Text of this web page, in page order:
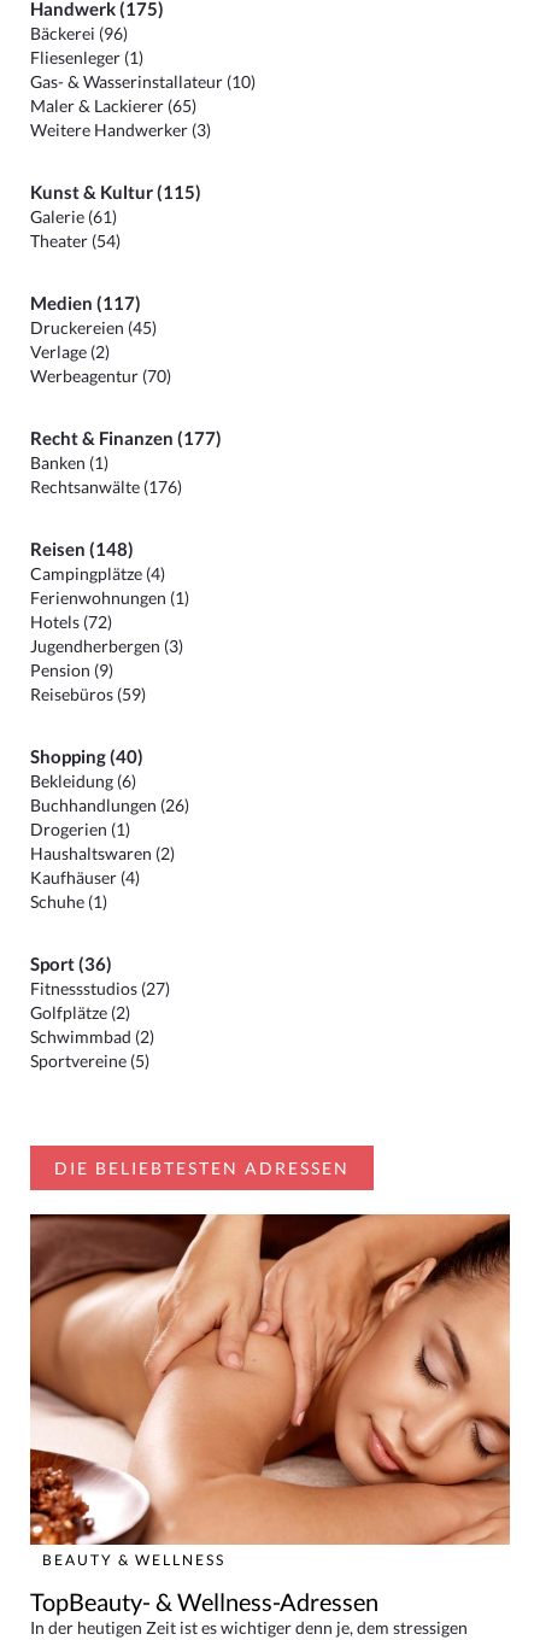
Handwerk (175)
Bäckerei (96)
Fliesenleger (1)
Gas- & Wasserinstallateur (10)
Maler & Lackierer (65)
Weitere Handwerker (3)
Kunst & Kultur (115)
Galerie (61)
Theater (54)
Medien (117)
Druckereien (45)
Verlage (2)
Werbeagentur (70)
Recht & Finanzen (177)
Banken (1)
Rechtsanwälte (176)
Reisen (148)
Campingplätze (4)
Ferienwohnungen (1)
Hotels (72)
Jugendherbergen (3)
Pension (9)
Reisebüros (59)
Shopping (40)
Bekleidung (6)
Buchhandlungen (26)
Drogerien (1)
Haushaltswaren (2)
Kaufhäuser (4)
Schuhe (1)
Sport (36)
Fitnessstudios (27)
Golfplätze (2)
Schwimmbad (2)
Sportvereine (5)
DIE BELIEBTESTEN ADRESSEN
BEAUTY & WELLNESS
TopBeauty- & Wellness-Adressen
In der heutigen Zeit ist es wichtiger denn je, dem stressigen